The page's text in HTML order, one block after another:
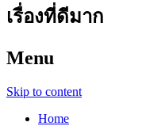
เรื่องที่ดีมาก
Menu
Skip to content
Home